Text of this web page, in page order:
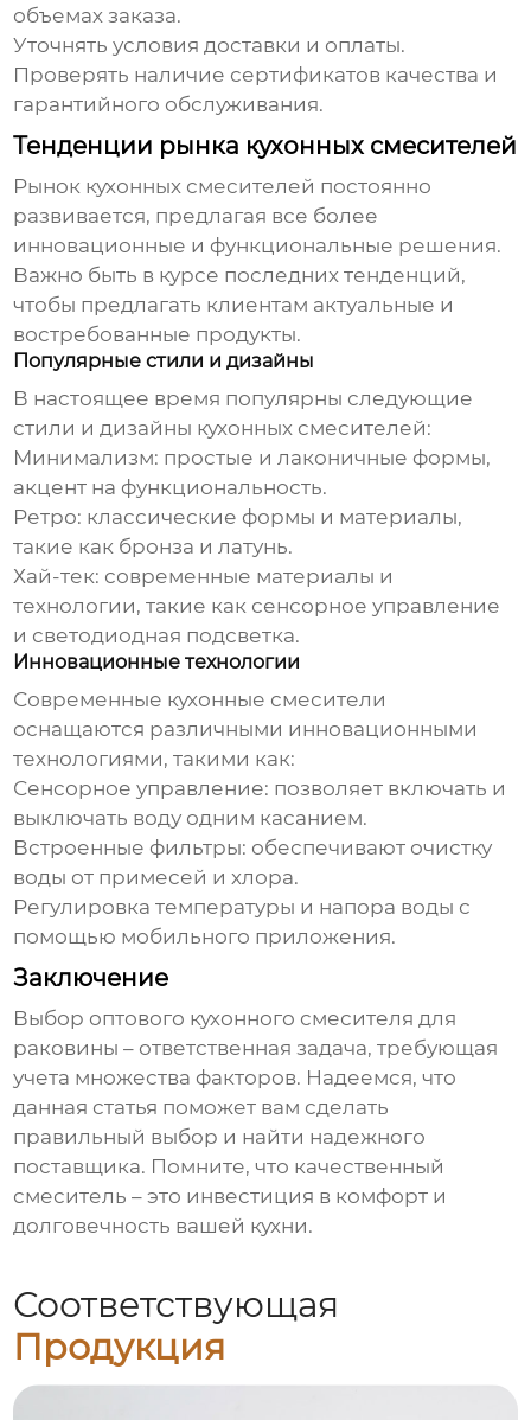
объемах заказа.
Уточнять условия доставки и оплаты.
Проверять наличие сертификатов качества и
гарантийного обслуживания.
Тенденции рынка кухонных смесителей
Рынок кухонных смесителей постоянно
развивается, предлагая все более
инновационные и функциональные решения.
Важно быть в курсе последних тенденций,
чтобы предлагать клиентам актуальные и
востребованные продукты.
Популярные стили и дизайны
В настоящее время популярны следующие
стили и дизайны кухонных смесителей:
Минимализм: простые и лаконичные формы,
акцент на функциональность.
Ретро: классические формы и материалы,
такие как бронза и латунь.
Хай-тек: современные материалы и
технологии, такие как сенсорное управление
и светодиодная подсветка.
Инновационные технологии
Современные кухонные смесители
оснащаются различными инновационными
технологиями, такими как:
Сенсорное управление: позволяет включать и
выключать воду одним касанием.
Встроенные фильтры: обеспечивают очистку
воды от примесей и хлора.
Регулировка температуры и напора воды с
помощью мобильного приложения.
Заключение
Выбор оптового кухонного смесителя для
раковины – ответственная задача, требующая
учета множества факторов. Надеемся, что
данная статья поможет вам сделать
правильный выбор и найти надежного
поставщика. Помните, что качественный
смеситель – это инвестиция в комфорт и
долговечность вашей кухни.
Соответствующая
Продукция